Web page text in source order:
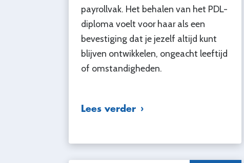
payrollvak. Het behalen van het PDL-
diploma voelt voor haar als een
bevestiging dat je jezelf altijd kunt
blijven ontwikkelen, ongeacht leeftijd
of omstandigheden.
Lees verder